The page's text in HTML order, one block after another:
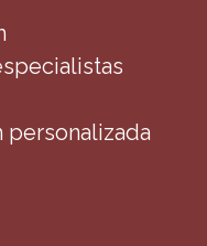
personalizada